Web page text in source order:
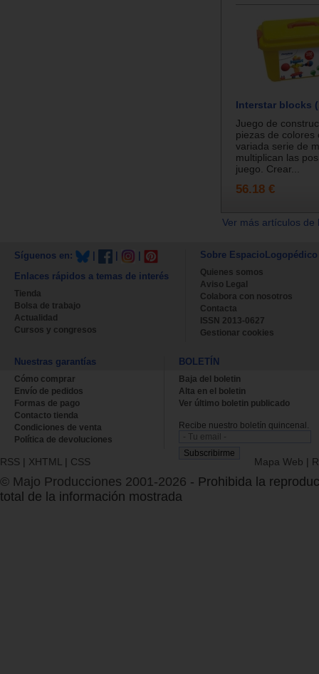
Interstar blocks
Juego de
piezas de colores
variada serie de
multiplican las
juego. Crear...
56.18 €
Ver más artículos
Síguenos en:
Enlaces rápidos a temas de interés
Tienda
Bolsa de trabajo
Actualidad
Cursos y congresos
Sobre EspacioLogopédico
Quienes somos
Aviso Legal
Colabora con nosotros
Contacta
ISSN 2013-0627
Gestionar cookies
Nuestras garantías
Cómo comprar
Envío de pedidos
Formas de pago
Contacto tienda
Condiciones de venta
Política de devoluciones
BOLETÍN
Baja del boletin
Alta en el boletin
Ver último boletin publicado
Recibe nuestro boletín quincenal.
RSS | XHTML | CSS Mapa Web |
© Majo Producciones 2001-2026 - Prohibida la
total de la información mostrada